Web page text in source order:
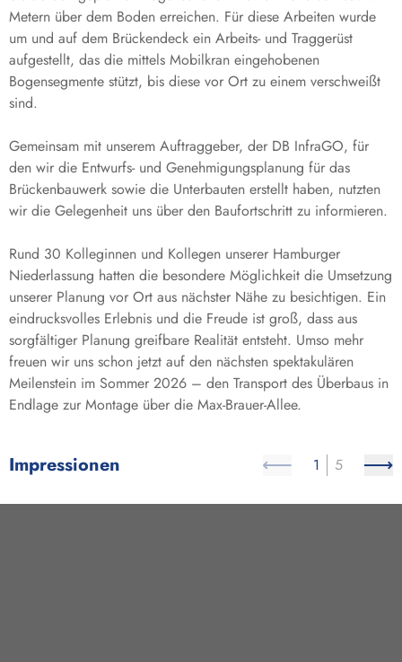
Metern über dem Boden erreichen. Für diese Arbeiten wurde
um und auf dem Brückendeck ein Arbeits- und Traggerüst
aufgestellt, das die mittels Mobilkran eingehobenen
Bogensegmente stützt, bis diese vor Ort zu einem verschweißt
sind.
Gemeinsam mit unserem Auftraggeber, der DB InfraGO, für
den wir die Entwurfs- und Genehmigungsplanung für das
Brückenbauwerk sowie die Unterbauten erstellt haben, nutzten
wir die Gelegenheit uns über den Baufortschritt zu informieren.
Rund 30 Kolleginnen und Kollegen unserer Hamburger
Niederlassung hatten die besondere Möglichkeit die Umsetzung
unserer Planung vor Ort aus nächster Nähe zu besichtigen. Ein
eindrucksvolles Erlebnis und die Freude ist groß, dass aus
sorgfältiger Planung greifbare Realität entsteht. Umso mehr
freuen wir uns schon jetzt auf den nächsten spektakulären
Meilenstein im Sommer 2026 – den Transport des Überbaus in
Endlage zur Montage über die Max-Brauer-Allee.
Impressionen 1 5